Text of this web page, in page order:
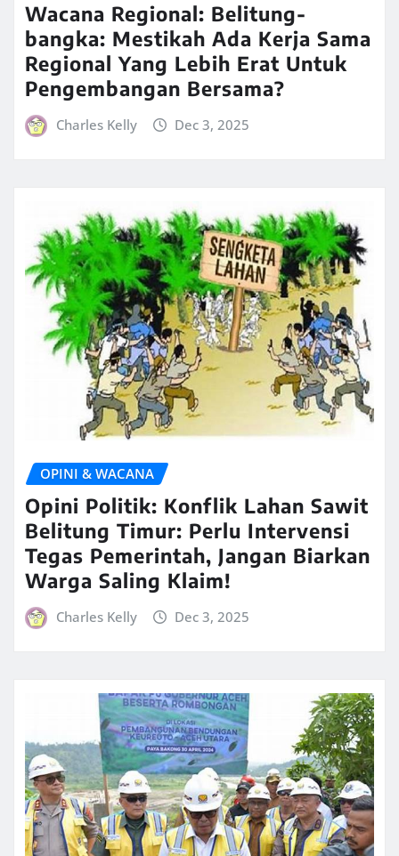
Wacana Regional: Belitung-
bangka: Mestikah Ada Kerja Sama
Regional Yang Lebih Erat Untuk
Pengembangan Bersama?
Charles Kelly Dec 3, 2025
OPINI & WACANA
Opini Politik: Konflik Lahan Sawit
Belitung Timur: Perlu Intervensi
Tegas Pemerintah, Jangan Biarkan
Warga Saling Klaim!
Charles Kelly Dec 3, 2025